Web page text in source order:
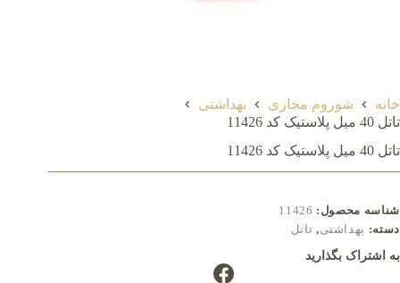
خانه شوروم مجازی
بهداشتی
تاتل 40 میل پلاستیک کد 11426
تاتل 40 میل پلاستیک کد 11426
شناسه محصول: 11426
دسته: بهداشتی, تاتل
به اشتراک بگذارید